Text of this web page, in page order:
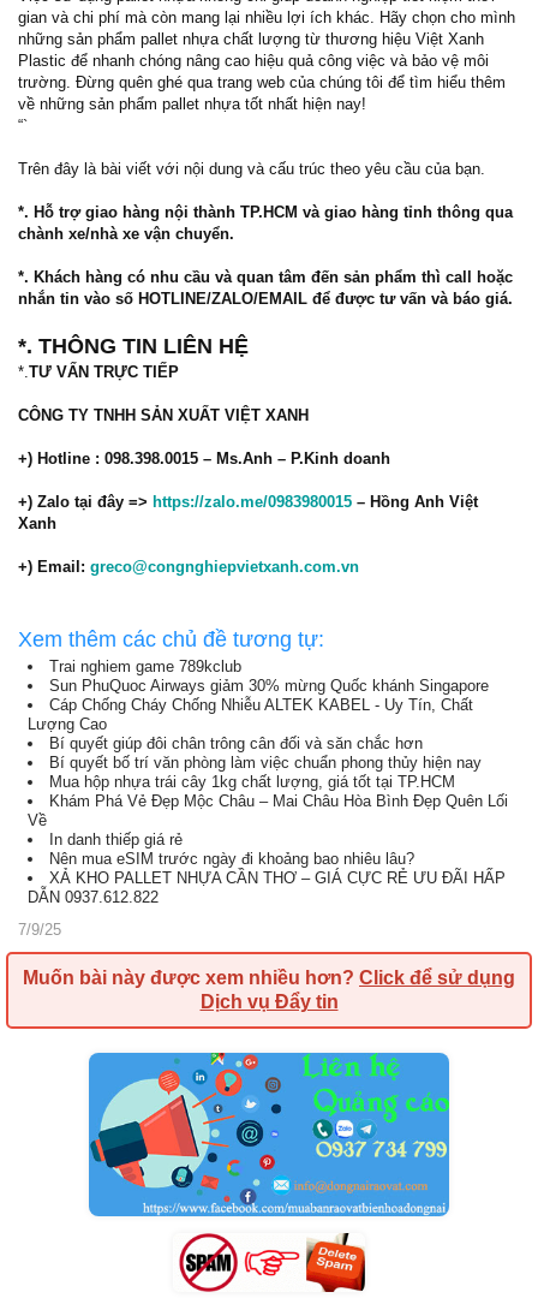
gian và chi phí mà còn mang lại nhiều lợi ích khác. Hãy chọn cho mình
những sản phẩm pallet nhựa chất lượng từ thương hiệu Việt Xanh
Plastic để nhanh chóng nâng cao hiệu quả công việc và bảo vệ môi
trường. Đừng quên ghé qua trang web của chúng tôi để tìm hiểu thêm
về những sản phẩm pallet nhựa tốt nhất hiện nay!
“`
Trên đây là bài viết với nội dung và cấu trúc theo yêu cầu của bạn.
*. Hỗ trợ giao hàng nội thành TP.HCM và giao hàng tỉnh thông qua
chành xe/nhà xe vận chuyển.
*. Khách hàng có nhu cầu và quan tâm đến sản phẩm thì call hoặc
nhắn tin vào số HOTLINE/ZALO/EMAIL để được tư vấn và báo giá.
*. THÔNG TIN LIÊN HỆ
*. TƯ VẤN TRỰC TIẾP
CÔNG TY TNHH SẢN XUẤT VIỆT XANH
+) Hotline : 098.398.0015 – Ms.Anh – P.Kinh doanh
+) Zalo tại đây => https://zalo.me/0983980015 – Hồng Anh Việt
Xanh
+) Email: greco@congnghiepvietxanh.com.vn
Xem thêm các chủ đề tương tự:
Trai nghiem game 789kclub
Sun PhuQuoc Airways giảm 30% mừng Quốc khánh Singapore
Cáp Chống Cháy Chống Nhiễu ALTEK KABEL - Uy Tín, Chất
Lượng Cao
Bí quyết giúp đôi chân trông cân đối và săn chắc hơn
Bí quyết bố trí văn phòng làm việc chuẩn phong thủy hiện nay
Mua hộp nhựa trái cây 1kg chất lượng, giá tốt tại TP.HCM
Khám Phá Vẻ Đẹp Mộc Châu – Mai Châu Hòa Bình Đẹp Quên Lối
Về
In danh thiếp giá rẻ
Nên mua eSIM trước ngày đi khoảng bao nhiêu lâu?
XẢ KHO PALLET NHỰA CẦN THƠ – GIÁ CỰC RẺ ƯU ĐÃI HẤP
DẪN 0937.612.822
7/9/25
Muốn bài này được xem nhiều hơn? Click để sử dụng
Dịch vụ Đẩy tin